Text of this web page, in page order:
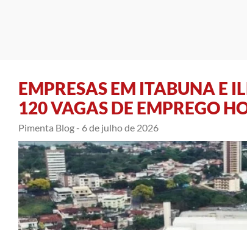
EMPRESAS EM ITABUNA E
120 VAGAS DE EMPREGO
Pimenta Blog - 6 de julho de 2026